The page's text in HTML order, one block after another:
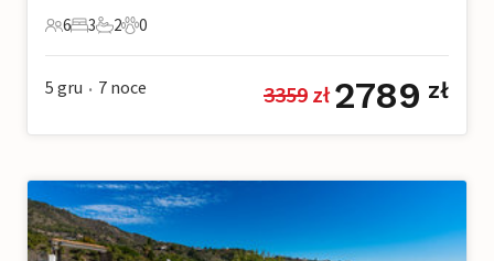
6 Goście
6
3 Sypialnie
3
2 Łazienki
2
0 Zwierzęta domowe
0
5 gru • 7 noce 3359 zł 2789 zł